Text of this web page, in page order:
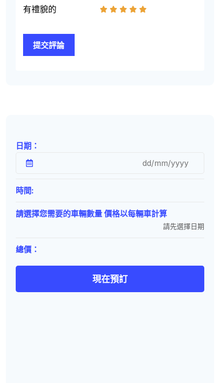
有禮貌的 5
4
3
2
日期：
時間:
請選擇您需要的車輛數量 價格以每輛車計算
請先選擇日期
總價：
現在預訂